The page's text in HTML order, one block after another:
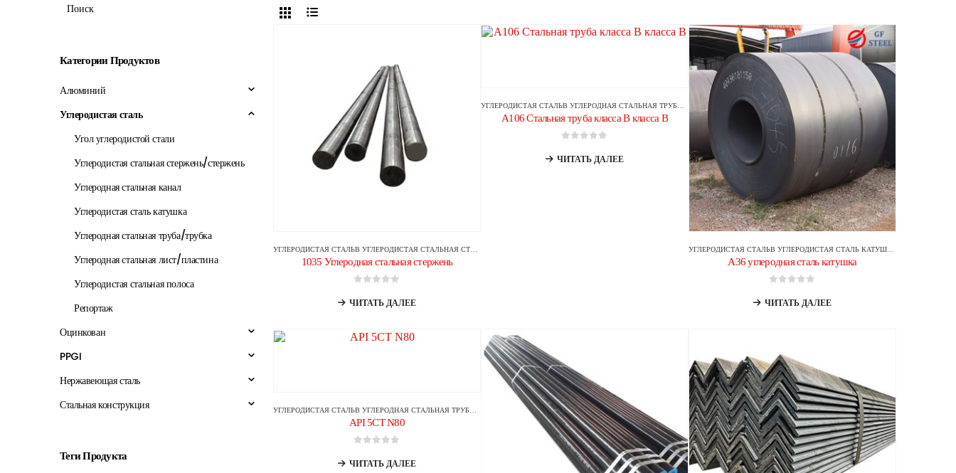
УГЛЕРОДИСТАЯ СТАЛЬВ УГЛЕРОДИСТАЯ СТАЛЬНАЯ СТЕРЖЕНЬ/СТЕРЖЕНЬ
1035 Углеродная стальная стержень
ЧИТАТЬ ДАЛЕЕ
УГЛЕРОДИСТАЯ СТАЛЬВ УГЛЕРОДНАЯ СТАЛЬНАЯ ТРУБА/ТРУБКА
A106 Стальная труба класса B класса B
ЧИТАТЬ ДАЛЕЕ
УГЛЕРОДИСТАЯ СТАЛЬВ УГЛЕРОДИСТАЯ СТАЛЬ КАТУШКА
A36 углеродная сталь катушка
ЧИТАТЬ ДАЛЕЕ
УГЛЕРОДИСТАЯ СТАЛЬВ УГЛЕРОДНАЯ СТАЛЬНАЯ ТРУБА/ТРУБКА
API 5CT N80
ЧИТАТЬ ДАЛЕЕ
Поиск
Категории Продуктов
Алюминий
Углеродистая сталь
Угол углеродистой стали
Углеродистая стальная стержень/стержень
Углеродная стальная канал
Углеродистая сталь катушка
Углеродная стальная труба/трубка
Углеродная стальная лист/пластина
Углеродистая стальная полоса
Репортаж
Оцинкован
PPGI
Нержавеющая сталь
Стальная конструкция
Теги Продукта